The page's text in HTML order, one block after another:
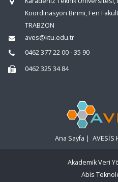
Koordinasyon Birimi, Fen
TRABZON
aves@ktu.edu.tr
0462 377 22 00 - 35 90
0462 325 34 84
Ana Sayfa | AVESİS
Akademik Veri
Abis